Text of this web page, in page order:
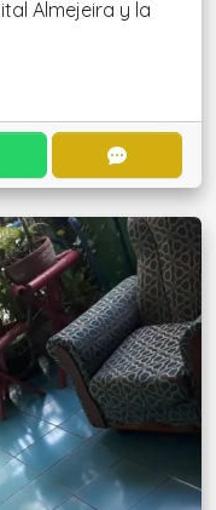
Almejeira y la
POR